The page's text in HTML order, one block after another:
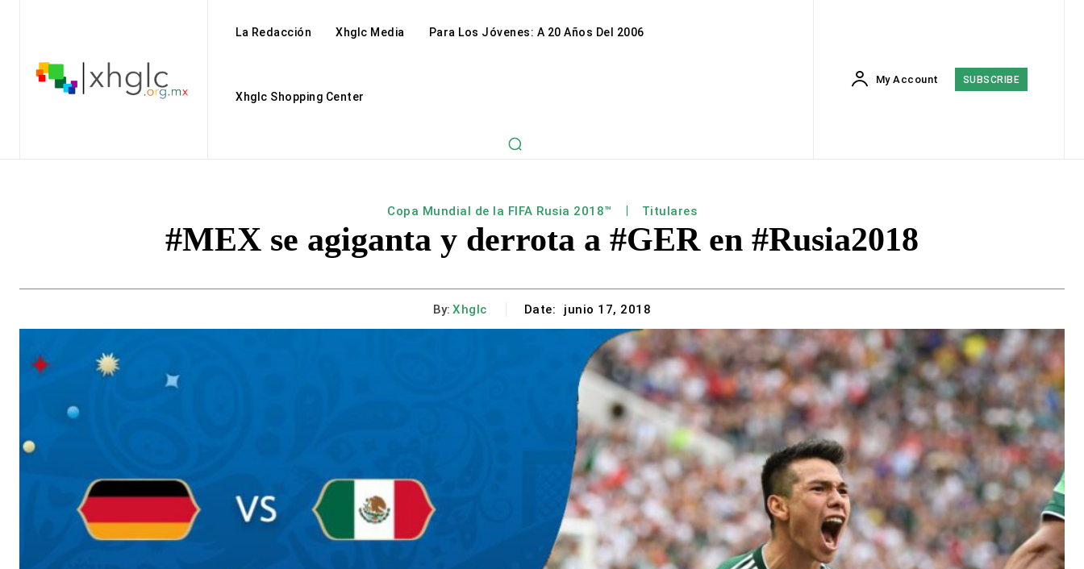
La Redacción Xhglc Media Para Los Jóvenes: A 20 Años Del 2006
Xhglc Shopping Center
My Account SUBSCRIBE
Copa Mundial de la FIFA Rusia 2018™ Titulares
#MEX se agiganta y derrota a #GER en #Rusia2018
By: Xhglc Date: junio 17, 2018